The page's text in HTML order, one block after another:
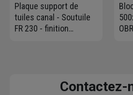
Plaque support de
tuiles canal - Soutuile
FR 230 - finition
Contactez-